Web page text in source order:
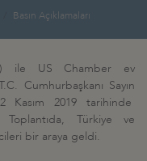
Basın Açıklamaları
ile US Chamber ev
Cumhurbaşkanı Sayın
12 Kasım 2019 tarihinde
Türkiye ve
bir araya geldi.